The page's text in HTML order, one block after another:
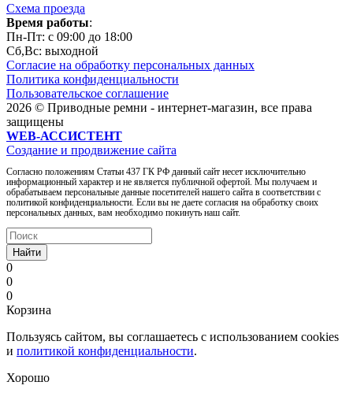
Схема проезда
Время работы:
Пн-Пт: c 09:00 до 18:00
Сб,Вc: выходной
Согласие на обработку персональных данных
Политика конфиденциальности
Пользовательское соглашение
2026 © Приводные ремни - интернет-магазин, все права
защищены
WEB-АССИСТЕНТ
Создание и продвижение сайта
Согласно положениям Статьи 437 ГК РФ данный сайт несет исключительно
информационный характер и не является публичной офертой. Мы получаем и
обрабатываем персональные данные посетителей нашего сайта в соответствии с
политикой конфиденциальности. Если вы не даете согласия на обработку своих
персональных данных, вам необходимо покинуть наш сайт.
Найти
0
0
0
Корзина
Пользуясь сайтом, вы соглашаетесь с использованием cookies
и политикой конфиденциальности.
Хорошо